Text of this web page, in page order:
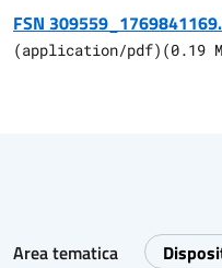
FSN
(application/pdf) (0.19
Area tematica